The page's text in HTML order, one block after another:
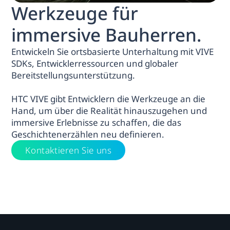
Werkzeuge für
immersive Bauherren.
Entwickeln Sie ortsbasierte Unterhaltung mit VIVE
SDKs, Entwicklerressourcen und globaler
Bereitstellungsunterstützung.
HTC VIVE gibt Entwicklern die Werkzeuge an die
Hand, um über die Realität hinauszugehen und
immersive Erlebnisse zu schaffen, die das
Geschichtenerzählen neu definieren.
Kontaktieren Sie uns